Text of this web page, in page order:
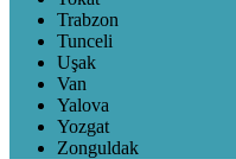
Trabzon
Tunceli
Uşak
Van
Yalova
Yozgat
Zonguldak